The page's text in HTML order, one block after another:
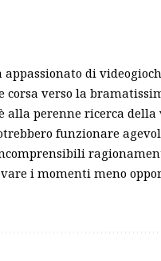
appassionato di
verso la
alla perenne ricerca
funzionare
i momenti meno